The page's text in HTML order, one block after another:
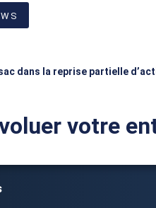
dans la reprise partielle
votre